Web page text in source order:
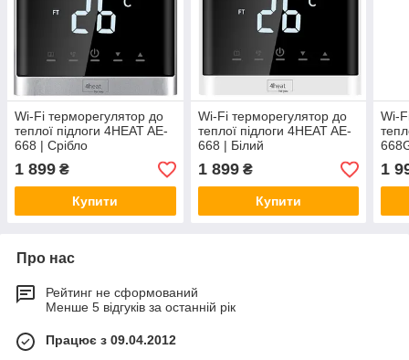
Wi-Fi терморегулятор до
теплої підлоги 4HEAT AE-
668 | Срібло
1 899 ₴
Купити
Wi-Fi терморегулятор до
теплої підлоги 4HEAT AE-
668 | Білий
1 899₴
Купити
Wi-
1
Про нас
Рейтинг не сформований
Менше 5 відгуків за останній рік
Працює з 09.04.2012